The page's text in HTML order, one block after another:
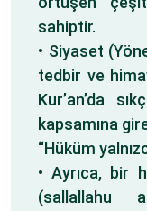
sahiptir.
• Siyaset
tedbir ve
Kur’an’da
kapsamına
“Hüküm
• Ayrıca, bir
(sallallahu